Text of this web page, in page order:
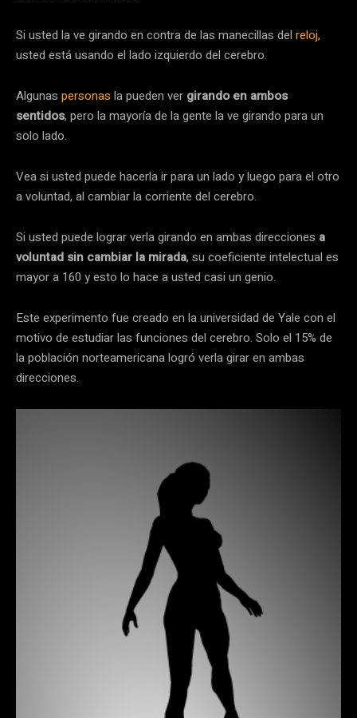
Si usted la ve girando en contra de las manecillas del reloj,
usted está usando el lado izquierdo del cerebro.
Algunas personas la pueden ver girando en ambos
sentidos, pero la mayoría de la gente la ve girando para un
solo lado.
Vea si usted puede hacerla ir para un lado y luego para el otro
a voluntad, al cambiar la corriente del cerebro.
Si usted puede lograr verla girando en ambas direcciones a
voluntad sin cambiar la mirada, su coeficiente intelectual es
mayor a 160 y esto lo hace a usted casi un genio.
Este experimento fue creado en la universidad de Yale con el
motivo de estudiar las funciones del cerebro. Solo el 15% de
la población norteamericana logró verla girar en ambas
direcciones.